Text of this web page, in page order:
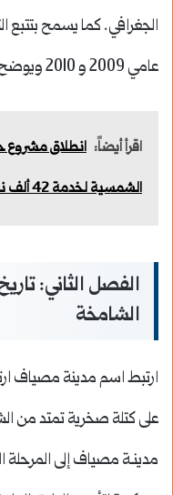
الجغرافي. كما يسمح بتتبع
عامي 2009 و 2010 ويوضح النطاق الإداري لمدينة مصياف وريفها.
اقرأ أيضاً:
الشمسية لخدمة 42 ألف نسمة في ريفي حماة وإدلب
الفصل الثاني:
الشامخة
ارتبط اسم مدينة مصياف
على كتلة صخرية تمتد من
مدينـة مصياف إلى المرحلة